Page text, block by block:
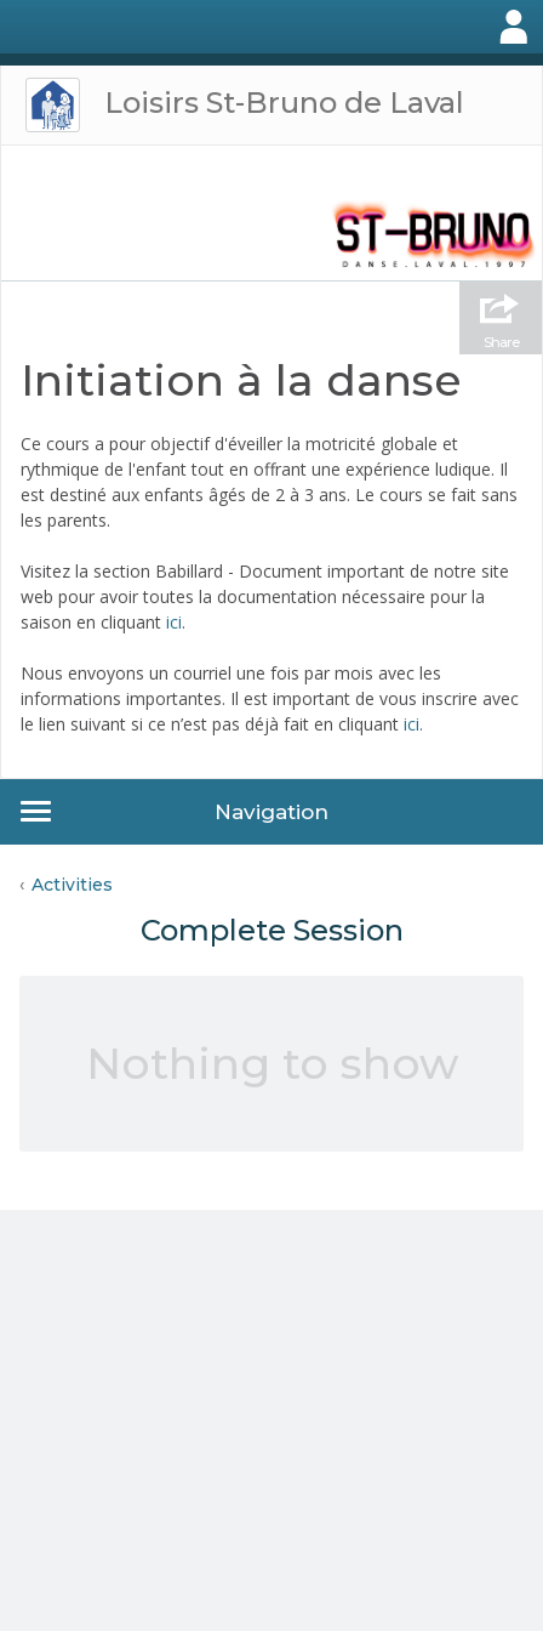
Loisirs St-Bruno de Laval
Share
Initiation à la danse
Ce cours a pour objectif d'éveiller la motricité globale et
rythmique de l'enfant tout en offrant une expérience ludique. Il
est destiné aux enfants âgés de 2 à 3 ans. Le cours se fait sans
les parents.
Visitez la section Babillard - Document important de notre site
web pour avoir toutes la documentation nécessaire pour la
saison en cliquant ici.
Nous envoyons un courriel une fois par mois avec les
informations importantes. Il est important de vous inscrire avec
le lien suivant si ce n’est pas déjà fait en cliquant ici.
Navigation
Activities
Complete Session
Nothing to show